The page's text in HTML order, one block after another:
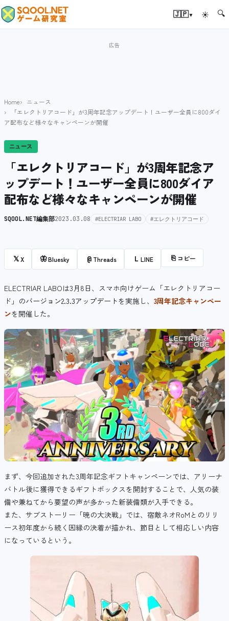
🇯🇵▾ ☀ 🔍
Home
ニュース
「エレクトリアコード」が3周年記念アップデート！ユーザー全員に800ダイ
ア配布など様々なキャンペーンが開催
ニュース
「エレクトリアコード」が3周年記念ア
ップデート！ユーザー全員に800ダイア
配布など様々なキャンペーンが開催
SQOOL.NET編集部2023.03.08 #ELECTRIAR LABO #エレクトリアコード
𝕏X 🦋Bluesky @ Threads L LINE ⎘ コピー
ELECTRIAR LABOは3月8日、スマホ向けゲーム「エレクトリアコー
ド」のバージョン2.3.3アップデートを実施し、 3周年記念キャンペー
ンを開催した。
まず、今回追加された3周年記念ギフトキャンペーンでは、アリーナ
バトル後に獲得できるギフトボックスを開封することで、人気の装
備や兼ねてから要望の声が多かった新装備類が入手できる。
また、サブストーリー「暁の大決戦」では、宿敵ネオRoMとのリリ
ース初年度から続く因縁の決着が描かれ、節目として相応しい内容
になっているという。